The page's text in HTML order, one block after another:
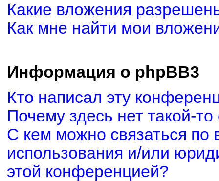
Какие вложения
Как мне найти мои
Информация о phpBB3
Кто написал эту
Почему здесь нет такой-
С кем можно связаться по
использования и/или
этой конференцией?